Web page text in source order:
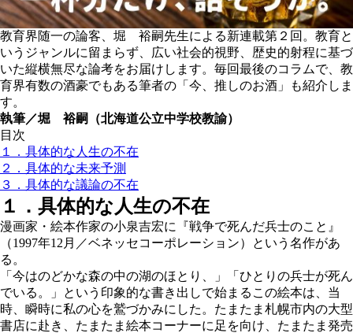
教育界随一の論客、堀 裕嗣先生による新連載第２回。教育と
いうジャンルに留まらず、広い社会的視野、歴史的射程に基づ
いた縦横無尽な論考をお届けします。毎回最後のコラムで、教
育界有数の酒豪でもある筆者の「今、推しのお酒」も紹介しま
す。
執筆／堀 裕嗣（北海道公立中学校教諭）
目次
１．具体的な人生の不在
２．具体的な未来予測
３．具体的な議論の不在
１．具体的な人生の不在
漫画家・絵本作家の小泉吉宏に『戦争で死んだ兵士のこと』
（1997年12月／ベネッセコーポレーション）という名作があ
る。
「今はのどかな森の中の湖のほとり、」「ひとりの兵士が死ん
でいる。」という印象的な書き出しで始まるこの絵本は、当
時、瞬時に私の心を鷲づかみにした。たまたま札幌市内の大型
書店に赴き、たまたま絵本コーナーに足を向け、たまたま発売